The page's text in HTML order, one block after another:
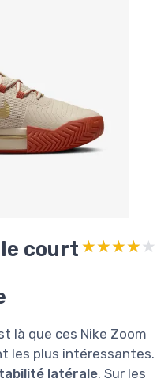
court ★★★★★
★★★★★
là que ces Nike Zoom
les plus intéressantes.
latérale. Sur les